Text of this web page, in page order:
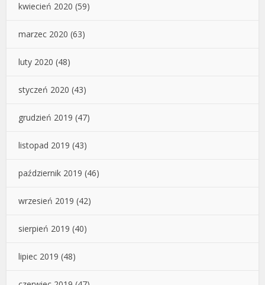
kwiecień 2020 (59)
marzec 2020 (63)
luty 2020 (48)
styczeń 2020 (43)
grudzień 2019 (47)
listopad 2019 (43)
październik 2019 (46)
wrzesień 2019 (42)
sierpień 2019 (40)
lipiec 2019 (48)